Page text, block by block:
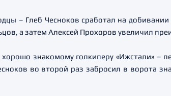
– Глеб Чесноков сработал на
а затем Алексей Прохоров увеличил
знакомому голкиперу «Ижстали» –
во второй раз забросил в ворота